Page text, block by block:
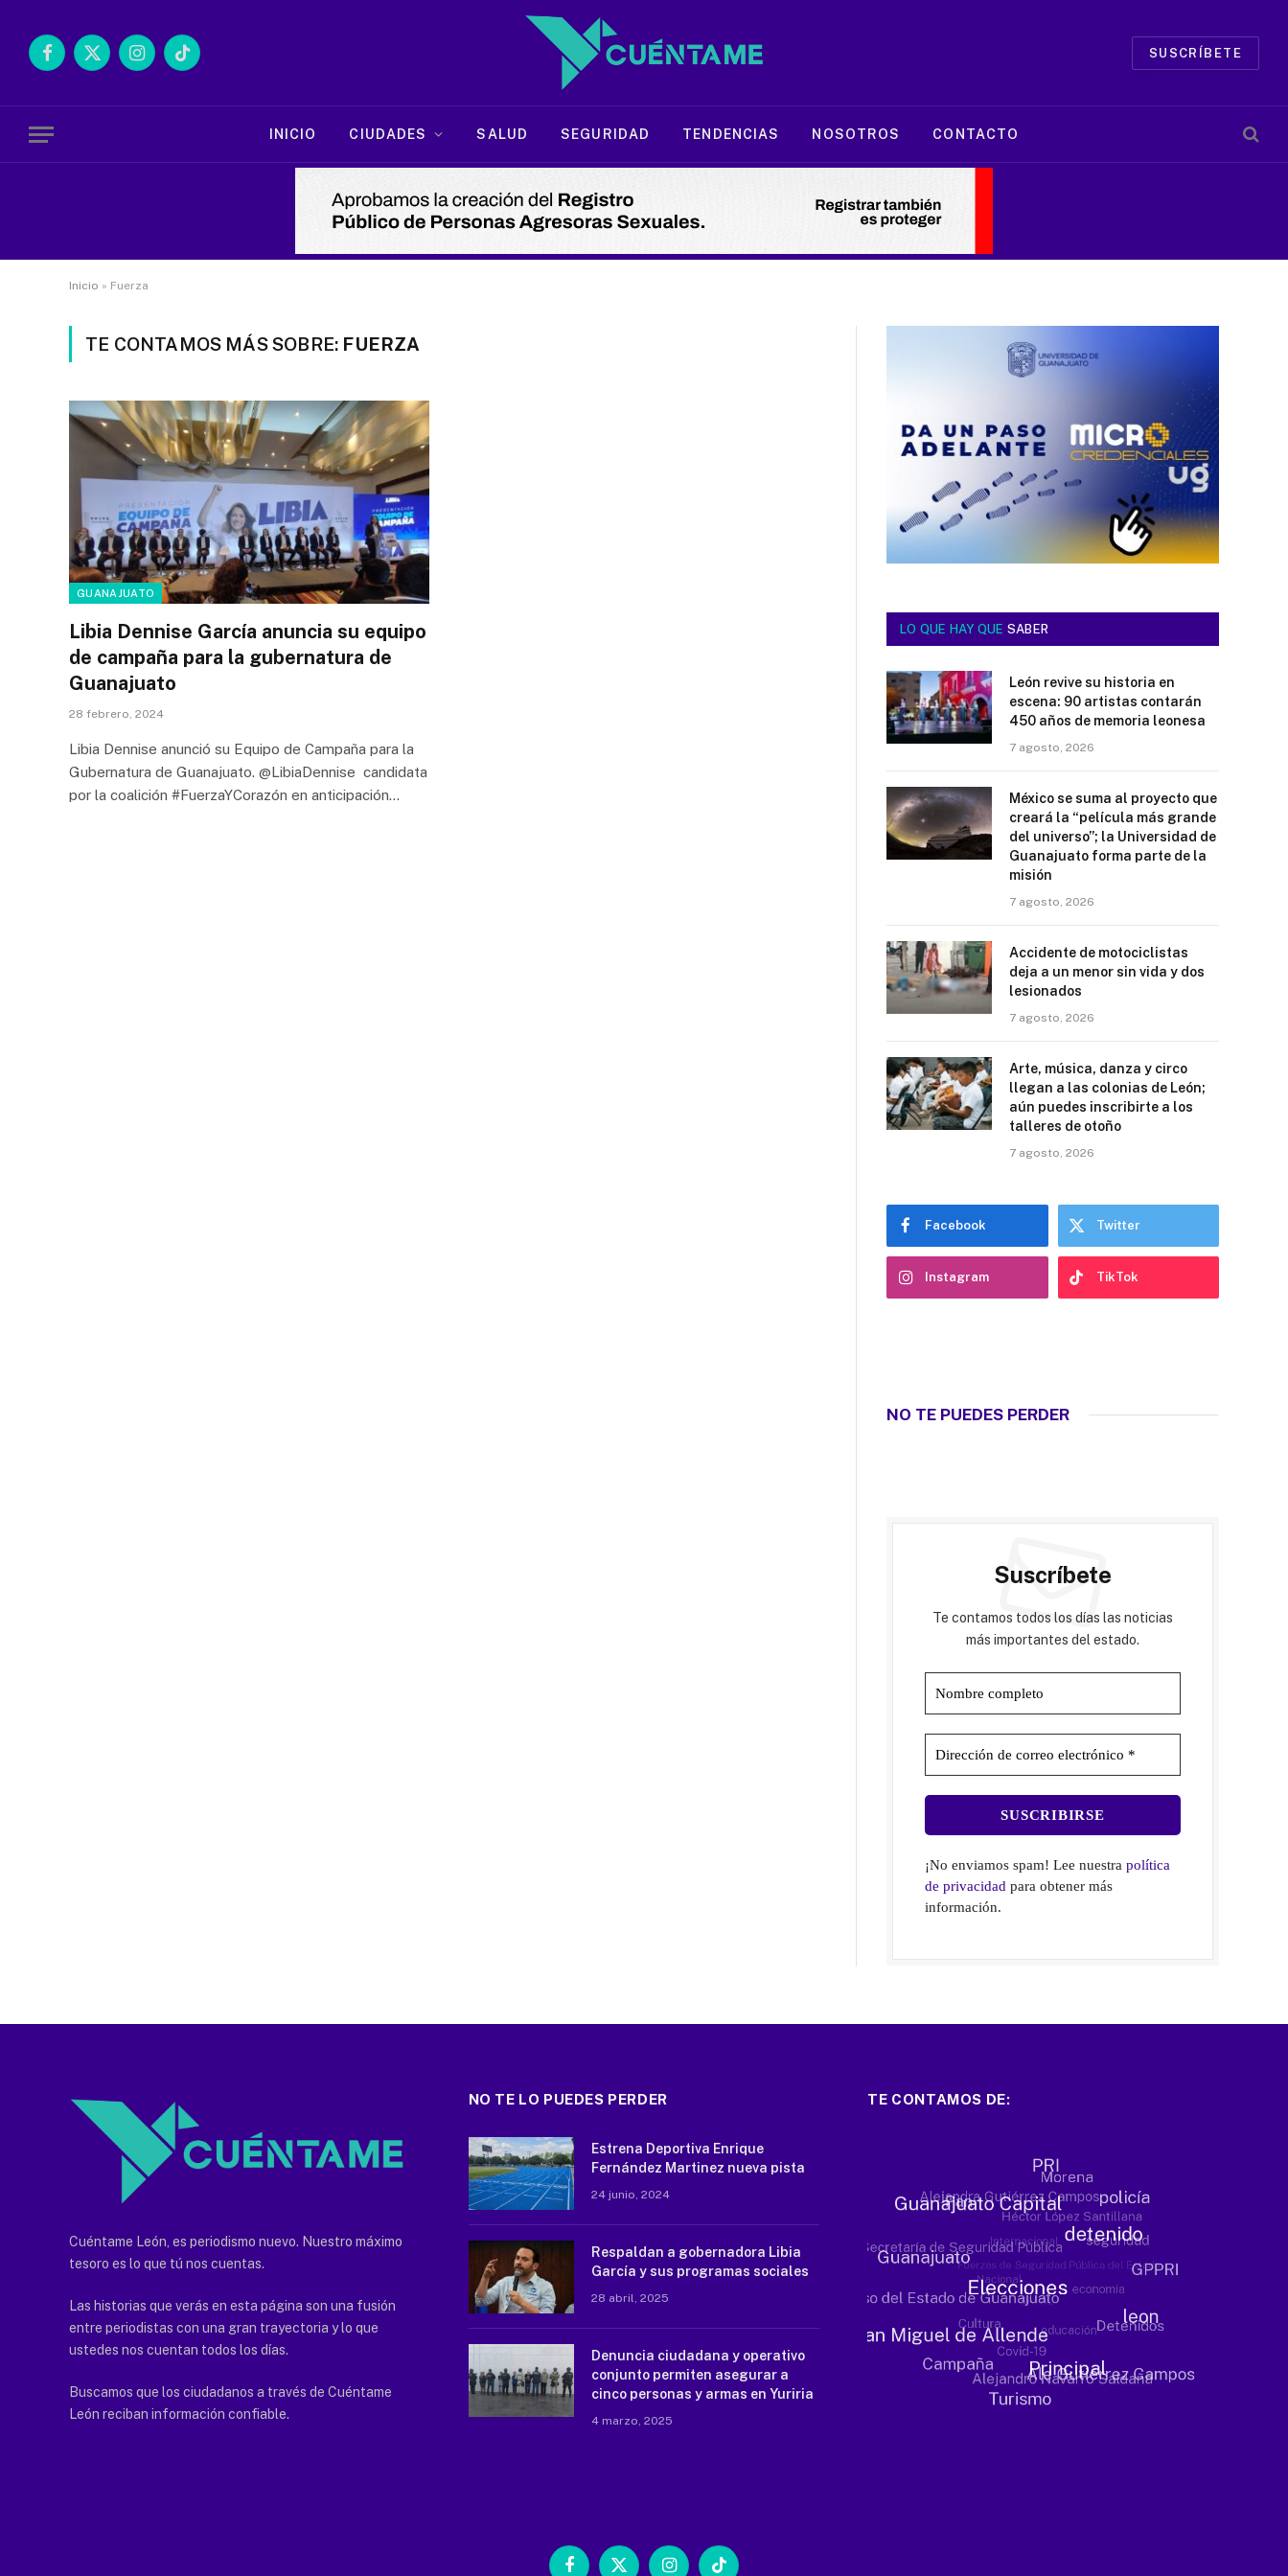
Facebook
X
InstagramTikTok
SUSCRÍBETE
INICIO CIUDADES SALUD SEGURIDAD TENDENCIAS NOSOTROS CONTACTO
Inicio » Fuerza
TE CONTAMOS MÁS SOBRE: FUERZA
GUANAJUATO
Libia Dennise García anuncia su equipo
de campaña para la gubernatura de
Guanajuato
28 febrero, 2024
Libia Dennise anunció su Equipo de Campaña para la
Gubernatura de Guanajuato. @LibiaDennise candidata
por la coalición #FuerzaYCorazón en anticipación…
LO QUE HAY QUE SABER
León revive su historia en
escena: 90 artistas contarán
450 años de memoria leonesa
7 agosto, 2026
México se suma al proyecto que
creará la “película más grande
del universo”; la Universidad de
Guanajuato forma parte de la
misión
7 agosto, 2026
Accidente de motociclistas
deja a un menor sin vida y dos
lesionados
7 agosto, 2026
Arte, música, danza y circo
llegan a las colonias de León;
aún puedes inscribirte a los
talleres de otoño
7 agosto, 2026
Facebook Twitter
Instagram TikTok
NO TE PUEDES PERDER
Suscríbete
Te contamos todos los días las noticias
más importantes del estado.
¡No enviamos spam! Lee nuestrapolítica
de privacidad para obtener más
información.
Cuéntame León, es periodismo nuevo. Nuestro máximo
tesoro es lo que tú nos cuentas.
Las historias que verás en esta página son una fusión
entre periodistas con una gran trayectoria y lo que
ustedes nos cuentan todos los días.
Buscamos que los ciudadanos a través de Cuéntame
León reciban información confiable.
NO TE LO PUEDES PERDER
Estrena Deportiva Enrique
Fernández Martinez nueva pista
24 junio, 2024
Respaldan a gobernadora Libia
García y sus programas sociales
28 abril, 2025
Denuncia ciudadana y operativo
conjunto permiten asegurar a
cinco personas y armas en Yuriria
4 marzo, 2025
TE CONTAMOS DE:
Facebook
X InstagramTikTok